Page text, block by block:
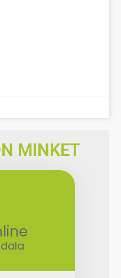
MINKET